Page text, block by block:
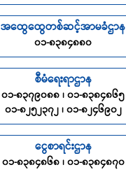
အထွေထွေတစ်ဆင့်အာမခံဌာန
၀၁-၈၃၈၄၈၈၀
စီမံရေးရာဌာန
၀၁-၈၃၇၉၀၈၈ ၊ ၀၁-၈၃၈၄၈၆၅
၀၁-၈၂၅၂၃၇၂ ၊ ၀၁-၈၂၄၆၉၀၂
ငွေစာရင်းဌာန
၀၁-၈၃၈၄၈၆၈ ၊ ၀၁-၈၃၈၄၈၇၀